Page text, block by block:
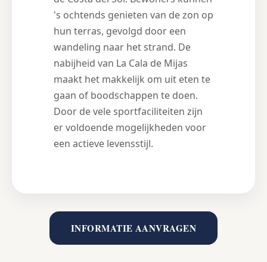
's ochtends genieten van de zon op
hun terras, gevolgd door een
wandeling naar het strand. De
nabijheid van La Cala de Mijas
maakt het makkelijk om uit eten te
gaan of boodschappen te doen.
Door de vele sportfaciliteiten zijn
er voldoende mogelijkheden voor
een actieve levensstijl.
INFORMATIE AANVRAGEN